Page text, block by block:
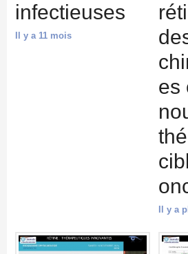
infectieuses
Il y a 11 mois
es
Il y a